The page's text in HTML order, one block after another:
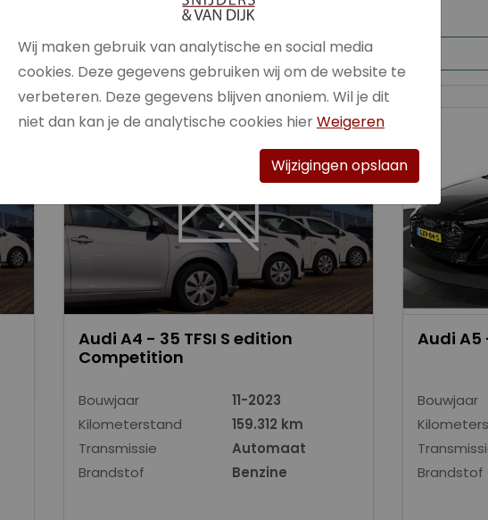
Bekijk auto
Audi A4 - 35 TFSI S edition
Competition
Bouwjaar
11-2023
Kilometerstand
159.312 km
Transmissie
Automaat
Brandstof
Benzine
Audi A5
Bouwjaar
Brandstof
Wij maken gebruik van analytische en social media
cookies. Deze gegevens gebruiken wij om de website te
verbeteren. Deze gegevens blijven anoniem. Wil je dit
niet dan kan je de analytische cookies hierWeigeren
Wijzigingen opslaan